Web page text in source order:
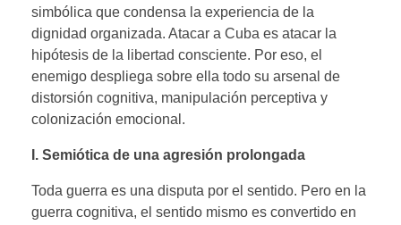
simbólica que condensa la experiencia de la
dignidad organizada. Atacar a Cuba es atacar la
hipótesis de la libertad consciente. Por eso, el
enemigo despliega sobre ella todo su arsenal de
distorsión cognitiva, manipulación perceptiva y
colonización emocional.
I. Semiótica de una agresión prolongada
Toda guerra es una disputa por el sentido. Pero en la
guerra cognitiva, el sentido mismo es convertido en